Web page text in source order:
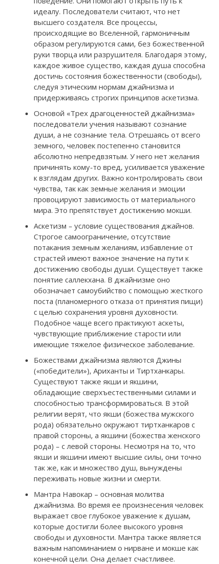
идеалу. Последователи считают, что нет
высшего создателя. Все процессы,
происходящие во Вселенной, гармоничным
образом регулируются сами, без божественной
руки творца или разрушителя. Благодаря этому,
каждое живое существо, каждая душа способна
достичь состояния божественности (свободы),
следуя этическим нормам джайнизма и
придерживаясь строгих принципов аскетизма.
Основой «Трех драгоценностей джайнизма»
последователи учения называют сознание
души, а не сознание тела. Отрешаясь от всего
земного, человек постепенно становится
абсолютно непредвзятым. У него нет желания
причинять кому-то вред, усиливается уважение
к взглядам других. Важно контролировать свои
чувства, так как земные желания и эмоции
провоцируют зависимость от материального
мира. Это препятствует достижению мокши.
Аскетизм – условие существования джайнов.
Строгое самоограничение, отсутствие
потакания земным желаниям, избавление от
страстей имеют важное значение на пути к
достижению свободы души. Существует также
понятие саллекхана. В джайнизме оно
обозначает самоубийство с помощью жесткого
поста (планомерного отказа от принятия пищи)
с целью сохранения уровня духовности.
Подобное чаще всего практикуют аскеты,
чувствующие приближение старости или
имеющие тяжелое физическое заболевание.
Божествами джайнизма являются Джины
(«победители»), Ариханты и Тиртханкары.
Существуют также якши и якшини,
обладающие сверхъестественными силами и
способностью трансформироваться. В этой
религии верят, что якши (божества мужского
рода) обязательно окружают тиртханкаров с
правой стороны, а якшини (божества женского
рода) – с левой стороны. Несмотря на то, что
якши и якшини имеют высшие силы, они точно
так же, как и множество душ, вынуждены
переживать новые жизни и смерти.
Мантра Навокар – основная молитва
джайнизма. Во время ее произнесения человек
выражает свое глубокое уважение к душам,
которые достигли более высокого уровня
свободы и духовности. Мантра также является
важным напоминанием о нирване и мокше как
конечной цели. Она делает счастливее.